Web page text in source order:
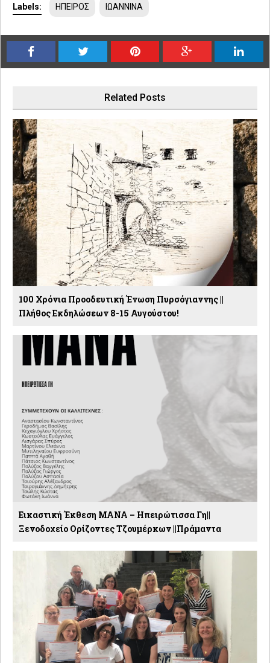
Labels: ΗΠΕΙΡΟΣ ΙΩΑΝΝΙΝΑ
Related Posts
100 Χρόνια Προοδευτική Ένωση Πυρσόγιαννης ||
Πλήθος Εκδηλώσεων 8-15 Αυγούστου!
Εικαστική Έκθεση ΜΑΝΑ – Ηπειρώτισσα Γη||
Ξενοδοχείο Ορίζοντες Τζουμέρκων ||Πράμαντα